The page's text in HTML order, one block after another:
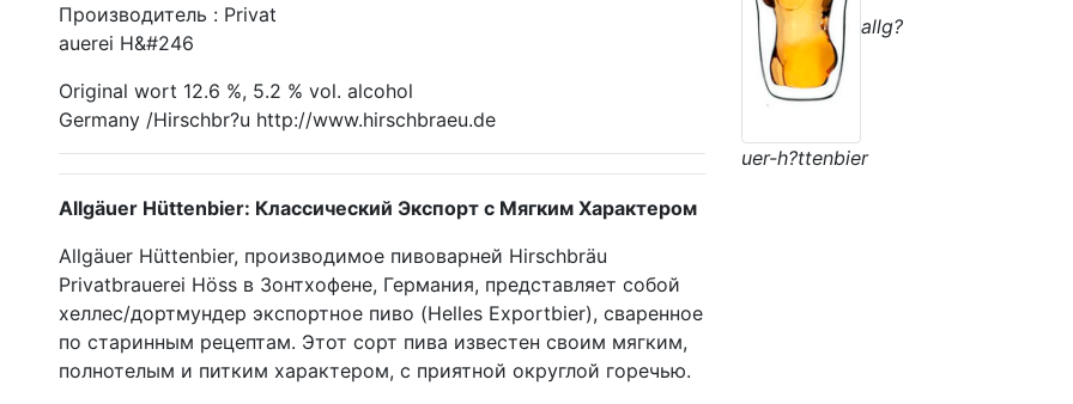
Производитель : Privat
auerei H&#246
Original wort 12.6 %, 5.2 % vol. alcohol
Germany /Hirschbr?u http://www.hirschbraeu.de
Allgäuer Hüttenbier: Классический Экспорт с Мягким Характером
Allgäuer Hüttenbier, производимое пивоварней Hirschbräu
Privatbrauerei Höss в Зонтхофене, Германия, представляет собой
хеллес/дортмундер экспортное пиво (Helles Exportbier), сваренное
по старинным рецептам. Этот сорт пива известен своим мягким,
полнотелым и питким характером, с приятной округлой горечью.
allg?
uer-h?ttenbier